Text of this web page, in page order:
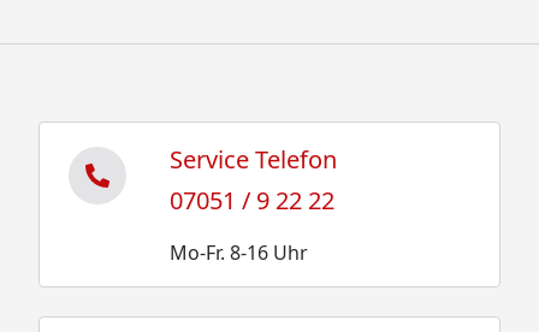
Service Telefon
07051 / 9 22 22
Mo-Fr. 8-16 Uhr